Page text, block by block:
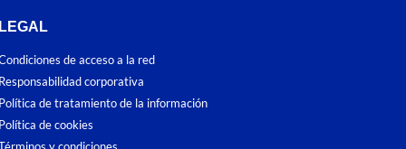
LEGAL
de acceso a la red
Responsabilidad corporativa
Política de tratamiento de la información
Política de cookies